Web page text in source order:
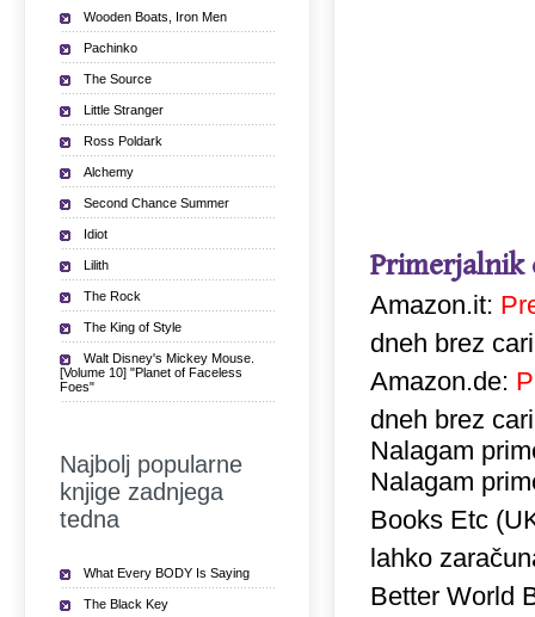
Primerjalnik
Amazon.it:
dneh brez
Amazon.de:
dneh brez
Nalagam
Nalagam
Books Etc
lahko
Better World
Wooden Boats, Iron Men
Pachinko
The Source
Little Stranger
Ross Poldark
Alchemy
Second Chance Summer
Idiot
Lilith
The Rock
The King of Style
Walt Disney's Mickey Mouse.
[Volume 10] "Planet of Faceless
Foes"
Najbolj popularne
knjige zadnjega
tedna
What Every BODY Is Saying
The Black Key